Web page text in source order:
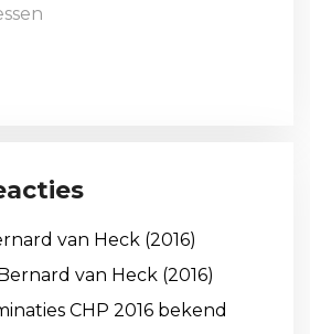
van Heck (2016)
van Heck (2016)
CHP 2016 bekend